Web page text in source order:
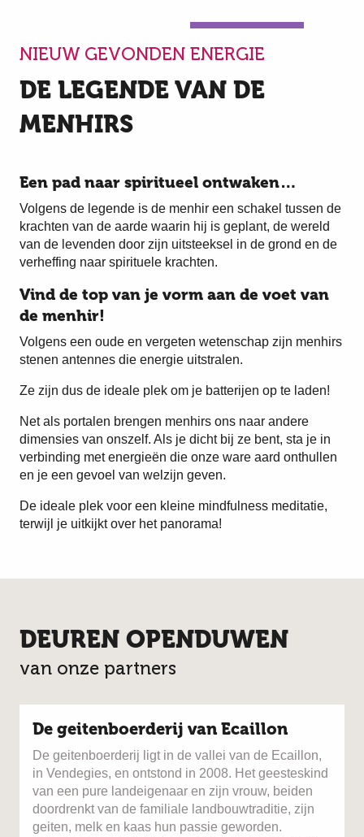
NIEUW GEVONDEN ENERGIE
DE LEGENDE VAN DE
MENHIRS
Een pad naar spiritueel ontwaken…
Volgens de legende is de menhir een schakel tussen de
krachten van de aarde waarin hij is geplant, de wereld
van de levenden door zijn uitsteeksel in de grond en de
verheffing naar spirituele krachten.
Vind de top van je vorm aan de voet van
de menhir!
Volgens een oude en vergeten wetenschap zijn menhirs
stenen antennes die energie uitstralen.
Ze zijn dus de ideale plek om je batterijen op te laden!
Net als portalen brengen menhirs ons naar andere
dimensies van onszelf. Als je dicht bij ze bent, sta je in
verbinding met energieën die onze ware aard onthullen
en je een gevoel van welzijn geven.
De ideale plek voor een kleine mindfulness meditatie,
terwijl je uitkijkt over het panorama!
DEUREN OPENDUWEN
van onze partners
De geitenboerderij van Ecaillon
De geitenboerderij ligt in de vallei van de Ecaillon,
in Vendegies, en ontstond in 2008. Het geesteskind
van een pure landeigenaar en zijn vrouw, beiden
doordrenkt van de familiale landbouwtraditie, zijn
geiten, melk en kaas hun passie geworden.